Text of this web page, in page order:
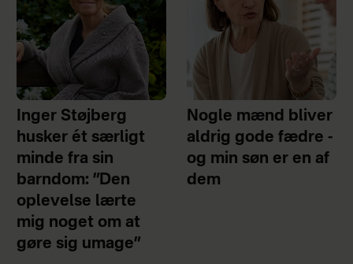
Inger Støjberg
husker ét særligt
minde fra sin
barndom: ”Den
oplevelse lærte
mig noget om at
gøre sig umage”
Nogle mænd bliver
aldrig gode fædre -
og min søn er en af
dem